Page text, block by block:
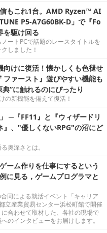
もこれ1台。AMD Ryzen™ AI
P5-A7G60BK-D」で『Fo
駆け回る
ートPCで話題のレースタイトルを
しました！
向けに復活！懐かしくも色褪せ
ァースト』遊びやすい機能も
”に触れるのにぴったり
の新機能を備えて復活！
─『FF11』と『ウィザードリ
』、"優しくないRPG"の沼にど
奥深さとは。
ーム作りを仕事にするという
に見る，ゲームプログラマと
同による就活イベント「キャリア
立産業貿易センター浜松町館で開催
合わせて取材した、各社の現場で
のインタビューをお届けします。